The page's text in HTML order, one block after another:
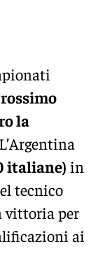
la
italiane) in
tecnico
vittoria per
ai